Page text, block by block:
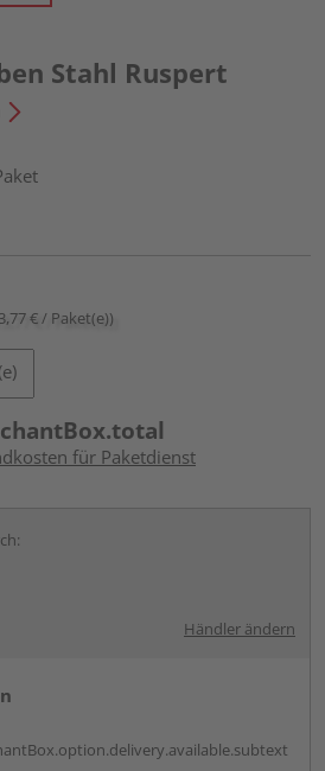
Stahl Ruspert
€ / Paket(e))
für Paketdienst
Händler ändern